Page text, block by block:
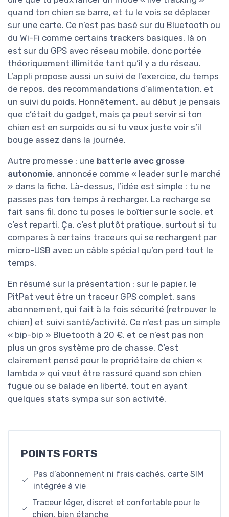
quand ton chien se barre, et tu le vois se déplacer
sur une carte. Ce n’est pas basé sur du Bluetooth ou
du Wi-Fi comme certains trackers basiques, là on
est sur du GPS avec réseau mobile, donc portée
théoriquement illimitée tant qu’il y a du réseau.
L’appli propose aussi un suivi de l’exercice, du temps
de repos, des recommandations d’alimentation, et
un suivi du poids. Honnêtement, au début je pensais
que c’était du gadget, mais ça peut servir si ton
chien est en surpoids ou si tu veux juste voir s’il
bouge assez dans la journée.
Autre promesse : une batterie avec grosse
autonomie, annoncée comme « leader sur le marché
» dans la fiche. Là-dessus, l’idée est simple : tu ne
passes pas ton temps à recharger. La recharge se
fait sans fil, donc tu poses le boîtier sur le socle, et
c’est reparti. Ça, c’est plutôt pratique, surtout si tu
compares à certains traceurs qui se rechargent par
micro-USB avec un câble spécial qu’on perd tout le
temps.
En résumé sur la présentation : sur le papier, le
PitPat veut être un traceur GPS complet, sans
abonnement, qui fait à la fois sécurité (retrouver le
chien) et suivi santé/activité. Ce n’est pas un simple
« bip-bip » Bluetooth à 20 €, et ce n’est pas non
plus un gros système pro de chasse. C’est
clairement pensé pour le propriétaire de chien «
lambda » qui veut être rassuré quand son chien
fugue ou se balade en liberté, tout en ayant
quelques stats sympa sur son activité.
POINTS FORTS
Pas d’abonnement ni frais cachés, carte SIM
intégrée à vie
Traceur léger, discret et confortable pour le
chien, bien étanche